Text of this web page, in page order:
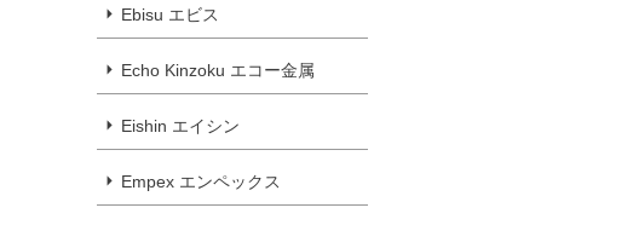
Ebisu エビス
Echo Kinzoku エコー金属
Eishin エイシン
Empex エンペックス